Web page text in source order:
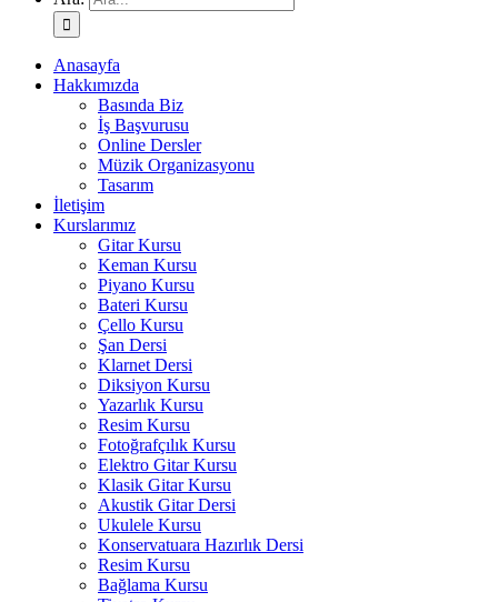
Anasayfa
Hakkımızda
Basında Biz
İş Başvurusu
Online Dersler
Müzik Organizasyonu
Tasarım
İletişim
Kurslarımız
Gitar Kursu
Keman Kursu
Piyano Kursu
Bateri Kursu
Çello Kursu
Şan Dersi
Klarnet Dersi
Diksiyon Kursu
Yazarlık Kursu
Resim Kursu
Fotoğrafçılık Kursu
Elektro Gitar Kursu
Klasik Gitar Kursu
Akustik Gitar Dersi
Ukulele Kursu
Konservatuara Hazırlık Dersi
Resim Kursu
Bağlama Kursu